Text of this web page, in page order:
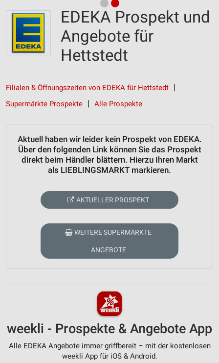
EDEKA Prospekt und
Angebote für
Hettstedt
Filialen & Öffnungszeiten von EDEKA für Hettstedt
Supermärkte Prospekte
Alle Prospekte
Aktuell haben wir leider kein Prospekt von EDEKA.
Über den folgenden Link können Sie das Prospekt
direkt beim Händler blättern. Hierzu Ihren Markt
als LIEBLINGSMARKT markieren.
AKTUELLER PROSPEKT
WEITERE SUPERMÄRKTE
ANGEBOTE
weekli - Prospekte & Angebote App
Alle EDEKA Angebote immer griffbereit – mit der kostenlosen
weekli App für iOS & Android.